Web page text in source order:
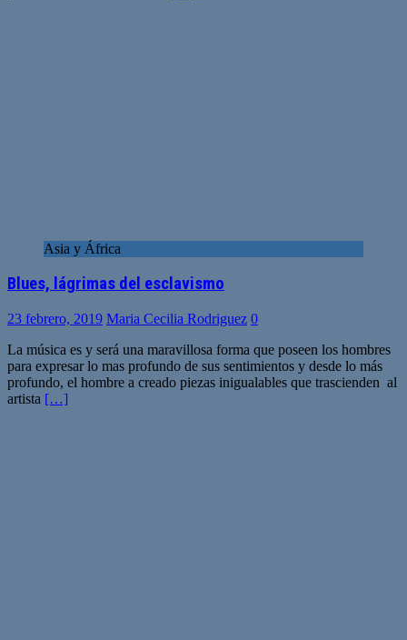
Asia y África
Blues, lágrimas del esclavismo
23 febrero, 2019 Maria Cecilia Rodriguez 0
La música es y será una maravillosa forma que poseen los hombres
para expresar lo mas profundo de sus sentimientos y desde lo más
profundo, el hombre a creado piezas inigualables que trascienden al
artista […]